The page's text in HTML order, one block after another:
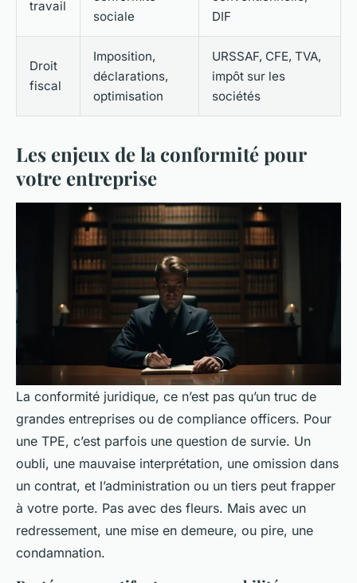
travail
sociale
DIF
Droit
fiscal
Imposition,
déclarations,
optimisation
URSSAF, CFE, TVA,
impôt sur les
sociétés
Les enjeux de la conformité pour
votre entreprise
La conformité juridique, ce n’est pas qu’un truc de
grandes entreprises ou de compliance officers. Pour
une TPE, c’est parfois une question de survie. Un
oubli, une mauvaise interprétation, une omission dans
un contrat, et l’administration ou un tiers peut frapper
à votre porte. Pas avec des fleurs. Mais avec un
redressement, une mise en demeure, ou pire, une
condamnation.